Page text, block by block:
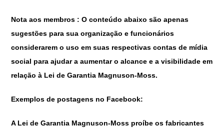
Nota aos membros : O conteúdo abaixo são apenas
sugestões para sua organização e funcionários
considerarem o uso em suas respectivas contas de mídia
social para ajudar a aumentar o alcance e a visibilidade em
relação à Lei de Garantia Magnuson-Moss.
Exemplos de postagens no Facebook:
A Lei de Garantia Magnuson-Moss proíbe os fabricantes